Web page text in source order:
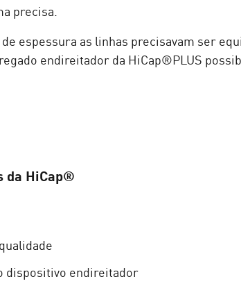
precisa.
espessura as linhas precisavam ser
endireitador da HiCap®PLUS
da HiCap®
dispositivo endireitador